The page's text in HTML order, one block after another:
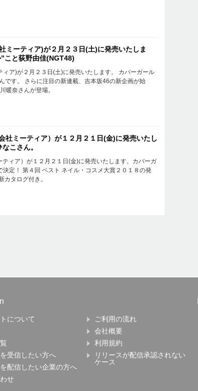
ミーティア)が２月２３日(土)に発売いたしま
こと荻野由佳(NGT48)
ィア)が２月２３日(土)に発売いたします。 カバーガール
です。 さらに注目の新連載、吉本坂46の新企画が始
暖奈さんが登場。
社ミーティア）が１２月２１日(金)に発売いたし
こさん。
ティア）が１２月２１日(金)に発売いたします。カバーガ
定！ 第４回 ベスト ネイル・コスメ大賞２０１８の発
タログ付き。
について
受信したい方へ
配信したい企業の方へ
せ
ご利用の流れ
会社概要
利用規約
リリースが配信承認されない
ケース